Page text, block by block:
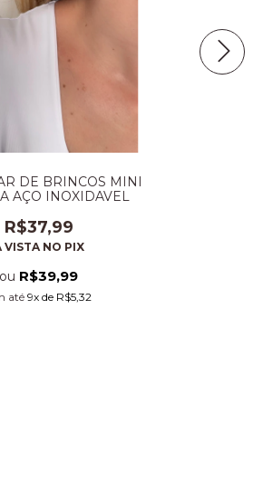
DE BRINCOS MINI
AÇO INOXIDAVEL
R$37,99
VISTA NO PIX
ou R$39,99
até9x de R$5,32